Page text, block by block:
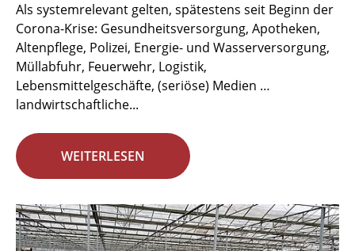
Als systemrelevant gelten, spätestens seit Beginn der
Corona-Krise: Gesundheitsversorgung, Apotheken,
Altenpflege, Polizei, Energie- und Wasserversorgung,
Müllabfuhr, Feuerwehr, Logistik,
Lebensmittelgeschäfte, (seriöse) Medien …
landwirtschaftliche...
WEITERLESEN